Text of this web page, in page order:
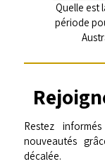
Quelle est
période
Restez
nouveautés
décalée.